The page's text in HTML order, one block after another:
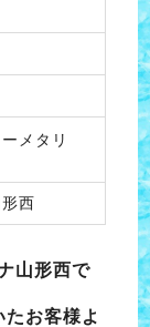
メタリ
西
山形西で
お客様よ